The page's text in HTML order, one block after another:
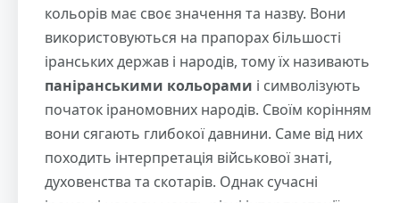
кольорів має своє значення та назву. Вони
використовуються на прапорах більшості
іранських держав і народів, тому їх називають
паніранськими кольорами і символізують
початок іраномовних народів. Своїм корінням
вони сягають глибокої давнини. Саме від них
походить інтерпретація військової знаті,
духовенства та скотарів. Однак сучасні